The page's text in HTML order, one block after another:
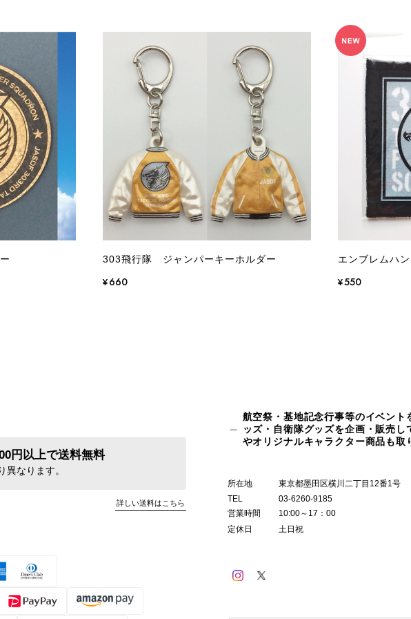
303飛行隊 ジャンパーキーホルダー
¥660
エンブレムハ
¥550
円以上で送料無料
異なります。
詳しい送料はこちら
航空祭・基地記念行事等のイベン
ッズ・自衛隊グッズを企画・販売
やオリジナルキャラクター商品も取
所在地
東京都墨田区横川二丁目12番1号
TEL
03-6260-9185
営業時間
10:00～17：00
定休日
土日祝